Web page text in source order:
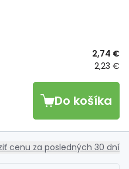
2,23 €
2,74 €
Do košíka
cenu za posledných 30 dní